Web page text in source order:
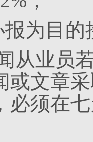
报为目
从业员
或文章
必须在